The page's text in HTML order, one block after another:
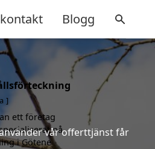
Blogg
vår offerttjänst får
ett företag
på
i Götene